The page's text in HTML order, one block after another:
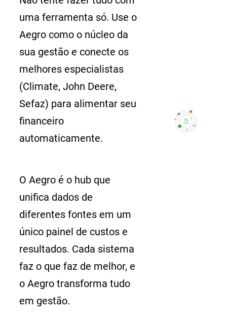
uma ferramenta só. Use o
Aegro como o núcleo da
sua gestão e conecte os
melhores especialistas
(Climate, John Deere,
Sefaz) para alimentar seu
financeiro
automaticamente.
O Aegro é o hub que
unifica dados de
diferentes fontes em um
único painel de custos e
resultados. Cada sistema
faz o que faz de melhor, e
o Aegro transforma tudo
em gestão.